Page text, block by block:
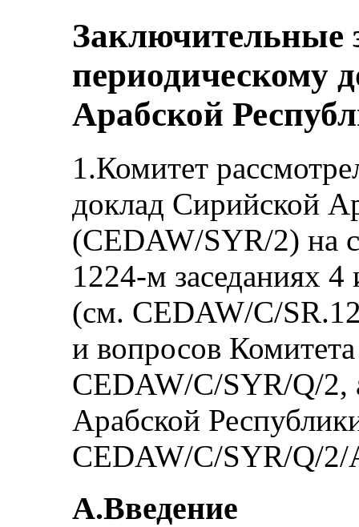
Заключительные
периодическому
Арабской
1.Комитет
доклад Сирийской
(CEDAW/SYR/2) на
1224‑м заседаниях
(см. CEDAW/C/
и вопросов
CEDAW/C/SYR/Q/2,
Арабской
CEDAW/C/SYR/Q/2/
A.Введение